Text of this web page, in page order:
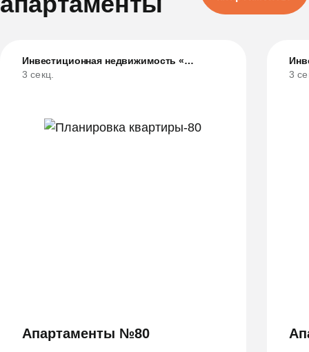
Инвестиционная недвижимость «Лазурь»
3 секц.
Апартаменты №80
3